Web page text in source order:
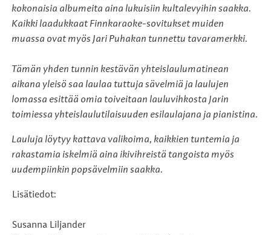
kokonaisia albumeita aina lukuisiin kultalevyihin saakka.
Kaikki laadukkaat Finnkaraoke-sovitukset muiden
muassa ovat myös Jari Puhakan tunnettu tavaramerkki.
Tämän yhden tunnin kestävän yhteislaulumatinean
aikana yleisö saa laulaa tuttuja sävelmiä ja laulujen
lomassa esittää omia toiveitaan lauluvihkosta Jarin
toimiessa yhteislaulutilaisuuden esilaulajana ja pianistina.
Lauluja löytyy kattava valikoima, kaikkien tuntemia ja
rakastamia iskelmiä aina ikivihreistä tangoista myös
uudempiinkin popsävelmiin saakka.
Lisätiedot:
Susanna Liljander